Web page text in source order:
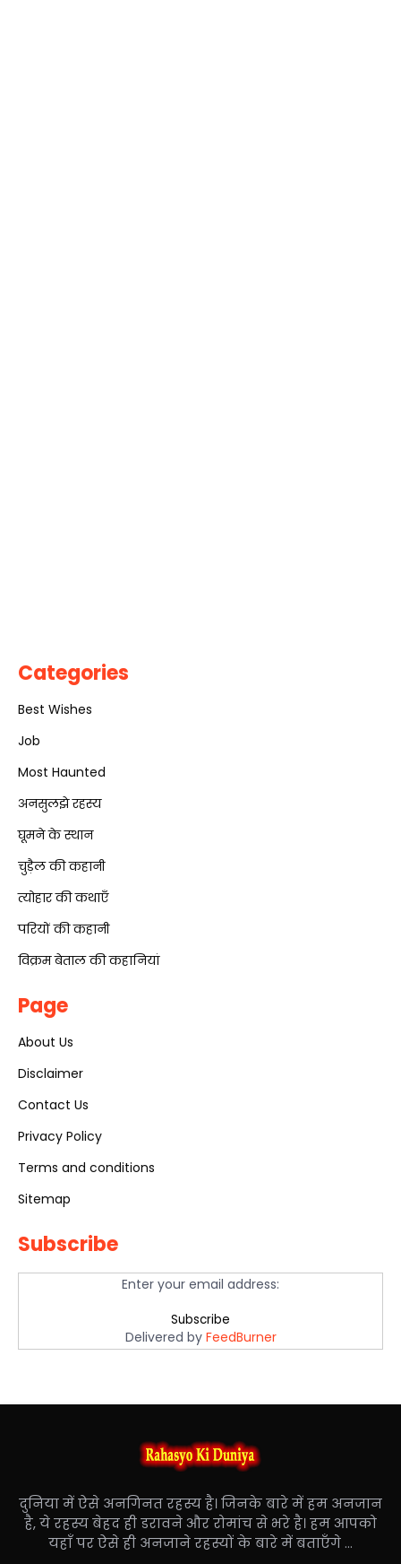
Categories
Best Wishes
Job
Most Haunted
अनसुलझे रहस्य
घूमने के स्थान
चुड़ैल की कहानी
त्योहार की कथाएँ
परियों की कहानी
विक्रम बेताल की कहानियां
Page
About Us
Disclaimer
Contact Us
Privacy Policy
Terms and conditions
Sitemap
Subscribe
Enter your email address:
Delivered by FeedBurner
दुनिया में ऐसे अनगिनत रहस्य है। जिनके बारे में हम अनजान
है, ये रहस्य बेहद ही डरावने और रोमांच से भरे है। हम आपको
यहाँ पर ऐसे ही अनजाने रहस्यों के बारे में बताएँगे ...